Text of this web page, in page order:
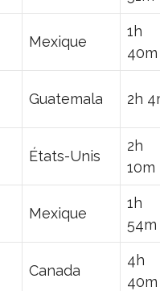
Mexique
1h
40m
Guatemala 2h
États-Unis
2h
10m
Mexique
1h
54m
Canada
4h
40m